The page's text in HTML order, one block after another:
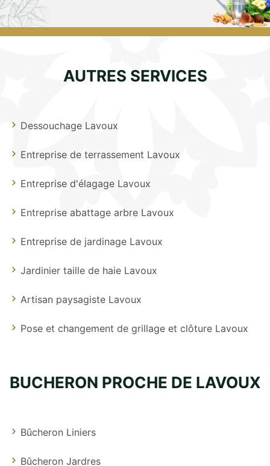
AUTRES SERVICES
Dessouchage Lavoux
Entreprise de terrassement Lavoux
Entreprise d'élagage Lavoux
Entreprise abattage arbre Lavoux
Entreprise de jardinage Lavoux
Jardinier taille de haie Lavoux
Artisan paysagiste Lavoux
Pose et changement de grillage et clôture Lavoux
BUCHERON PROCHE DE LAVOUX
Bûcheron Liniers
Bûcheron Jardres